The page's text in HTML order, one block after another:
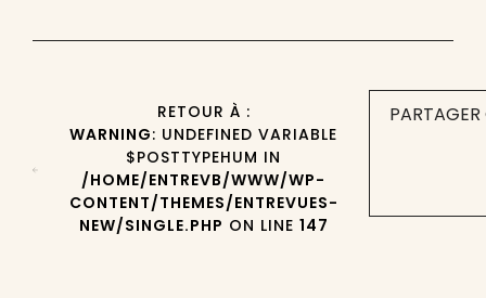
RETOUR À :
WARNING: UNDEFINED VARIABLE
$POSTTYPEHUM IN
/HOME/ENTREVB/WWW/WP-
CONTENT/THEMES/ENTREVUES-
NEW/SINGLE.PHP ON LINE 147